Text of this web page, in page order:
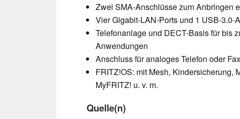
Zwei SMA-Anschlüsse zum Anbringen
Vier Gigabit-LAN-Ports und 1 USB-3.0-
Telefonanlage und DECT-Basis für bis
Anwendungen
Anschluss für analoges Telefon oder Fax
FRITZ!OS: mit Mesh, Kindersicherung,
MyFRITZ! u. v. m.
Quelle(n)